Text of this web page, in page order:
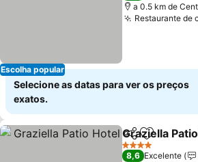
Escolha popular
a 0.5 km de
Restaurante de
Selecione as datas para ver os preços
exatos.
PartilharAdicionar
Graziella
4 Estrelas
8,6 Excelente